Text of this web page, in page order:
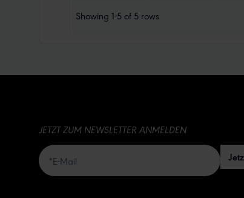
Showing 1-5of 5 rows
JETZT ZUM NEWSLETTER ANMELDEN